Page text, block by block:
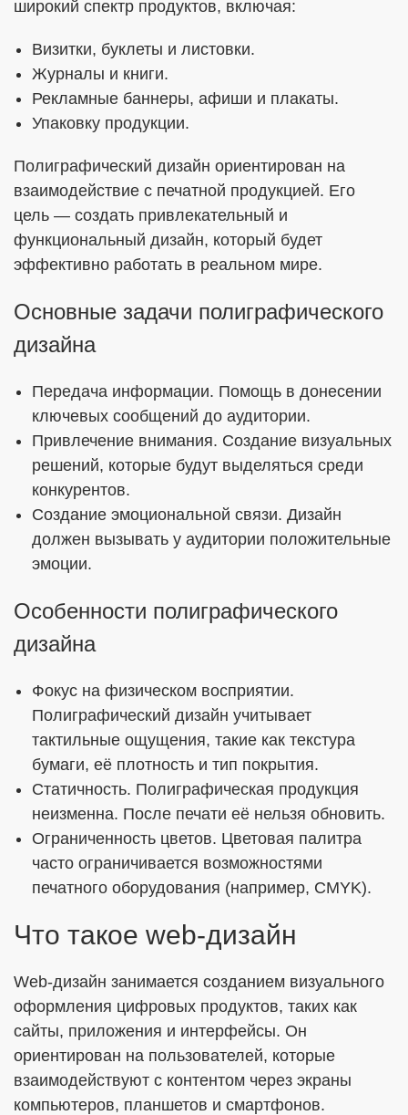
широкий спектр продуктов, включая:
Визитки, буклеты и листовки.
Журналы и книги.
Рекламные баннеры, афиши и плакаты.
Упаковку продукции.
Полиграфический дизайн ориентирован на
взаимодействие с печатной продукцией. Его
цель — создать привлекательный и
функциональный дизайн, который будет
эффективно работать в реальном мире.
Основные задачи полиграфического
дизайна
Передача информации. Помощь в донесении
ключевых сообщений до аудитории.
Привлечение внимания. Создание визуальных
решений, которые будут выделяться среди
конкурентов.
Создание эмоциональной связи. Дизайн
должен вызывать у аудитории положительные
эмоции.
Особенности полиграфического
дизайна
Фокус на физическом восприятии.
Полиграфический дизайн учитывает
тактильные ощущения, такие как текстура
бумаги, её плотность и тип покрытия.
Статичность. Полиграфическая продукция
неизменна. После печати её нельзя обновить.
Ограниченность цветов. Цветовая палитра
часто ограничивается возможностями
печатного оборудования (например, CMYK).
Что такое web-дизайн
Web-дизайн занимается созданием визуального
оформления цифровых продуктов, таких как
сайты, приложения и интерфейсы. Он
ориентирован на пользователей, которые
взаимодействуют с контентом через экраны
компьютеров, планшетов и смартфонов.